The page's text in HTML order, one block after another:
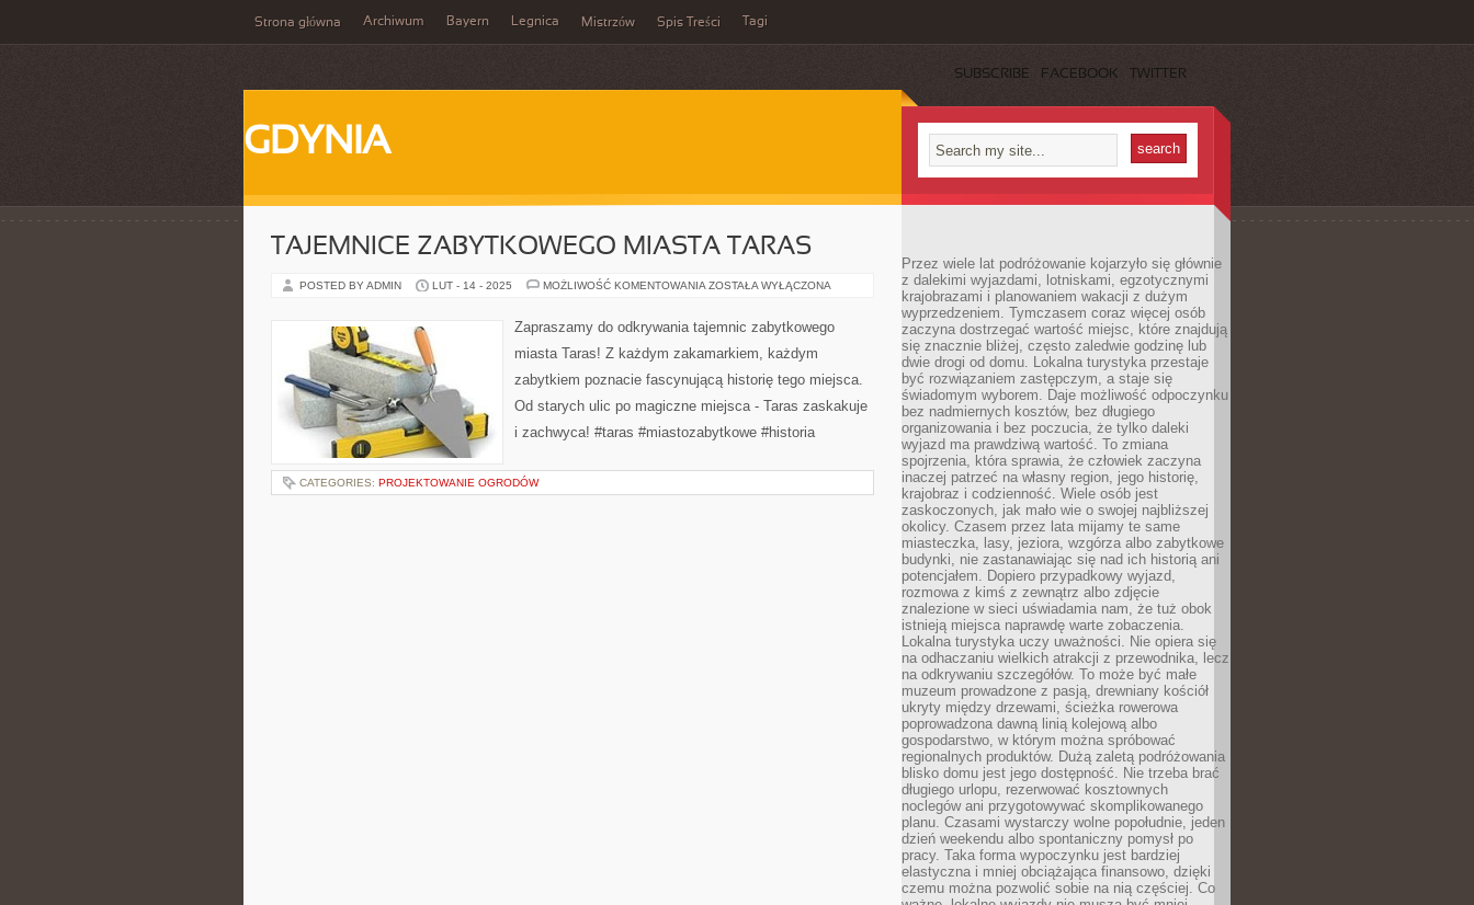
Strona główna Archiwum Bayern Legnica Mistrzów Spis Treści Tagi
SUBSCRIBE FACEBOOK TWITTER
GDYNIA
TAJEMNICE ZABYTKOWEGO MIASTA TARAS
POSTED BY ADMIN LUT - 14 - 2025 MOŻLIWOŚĆ KOMENTOWANIA TAJEMNICE
TARAS
ZOSTAŁA WYŁĄCZONA
Zapraszamy do odkrywania tajemnic zabytkowego
miasta Taras! Z każdym zakamarkiem, każdym
zabytkiem poznacie fascynującą historię tego miejsca.
Od starych ulic po magiczne miejsca - Taras zaskakuje
i zachwyca! #taras #miastozabytkowe #historia
CATEGORIES: PROJEKTOWANIE OGRODÓW
Przez wiele lat podróżowanie kojarzyło się głównie
z dalekimi wyjazdami, lotniskami, egzotycznymi
krajobrazami i planowaniem wakacji z dużym
wyprzedzeniem. Tymczasem coraz więcej osób
zaczyna dostrzegać wartość miejsc, które znajdują
się znacznie bliżej, często zaledwie godzinę lub
dwie drogi od domu. Lokalna turystyka przestaje
być rozwiązaniem zastępczym, a staje się
świadomym wyborem. Daje możliwość odpoczynku
bez nadmiernych kosztów, bez długiego
organizowania i bez poczucia, że tylko daleki
wyjazd ma prawdziwą wartość. To zmiana
spojrzenia, która sprawia, że człowiek zaczyna
inaczej patrzeć na własny region, jego historię,
krajobraz i codzienność. Wiele osób jest
zaskoczonych, jak mało wie o swojej najbliższej
okolicy. Czasem przez lata mijamy te same
miasteczka, lasy, jeziora, wzgórza albo zabytkowe
budynki, nie zastanawiając się nad ich historią ani
potencjałem. Dopiero przypadkowy wyjazd,
rozmowa z kimś z zewnątrz albo zdjęcie
znalezione w sieci uświadamia nam, że tuż obok
istnieją miejsca naprawdę warte zobaczenia.
Lokalna turystyka uczy uważności. Nie opiera się
na odhaczaniu wielkich atrakcji z przewodnika, lecz
na odkrywaniu szczegółów. To może być małe
muzeum prowadzone z pasją, drewniany kościół
ukryty między drzewami, ścieżka rowerowa
poprowadzona dawną linią kolejową albo
gospodarstwo, w którym można spróbować
regionalnych produktów. Dużą zaletą podróżowania
blisko domu jest jego dostępność. Nie trzeba brać
długiego urlopu, rezerwować kosztownych
noclegów ani przygotowywać skomplikowanego
planu. Czasami wystarczy wolne popołudnie, jeden
dzień weekendu albo spontaniczny pomysł po
pracy. Taka forma wypoczynku jest bardziej
elastyczna i mniej obciążająca finansowo, dzięki
czemu można pozwolić sobie na nią częściej. Co